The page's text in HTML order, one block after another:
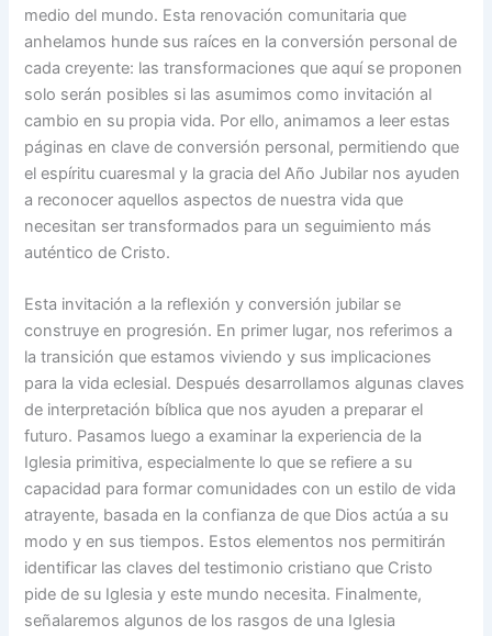
medio del mundo. Esta renovación comunitaria que
anhelamos hunde sus raíces en la conversión personal de
cada creyente: las transformaciones que aquí se proponen
solo serán posibles si las asumimos como invitación al
cambio en su propia vida. Por ello, animamos a leer estas
páginas en clave de conversión personal, permitiendo que
el espíritu cuaresmal y la gracia del Año Jubilar nos ayuden
a reconocer aquellos aspectos de nuestra vida que
necesitan ser transformados para un seguimiento más
auténtico de Cristo.
Esta invitación a la reflexión y conversión jubilar se
construye en progresión. En primer lugar, nos referimos a
la transición que estamos viviendo y sus implicaciones
para la vida eclesial. Después desarrollamos algunas claves
de interpretación bíblica que nos ayuden a preparar el
futuro. Pasamos luego a examinar la experiencia de la
Iglesia primitiva, especialmente lo que se refiere a su
capacidad para formar comunidades con un estilo de vida
atrayente, basada en la confianza de que Dios actúa a su
modo y en sus tiempos. Estos elementos nos permitirán
identificar las claves del testimonio cristiano que Cristo
pide de su Iglesia y este mundo necesita. Finalmente,
señalaremos algunos de los rasgos de una Iglesia